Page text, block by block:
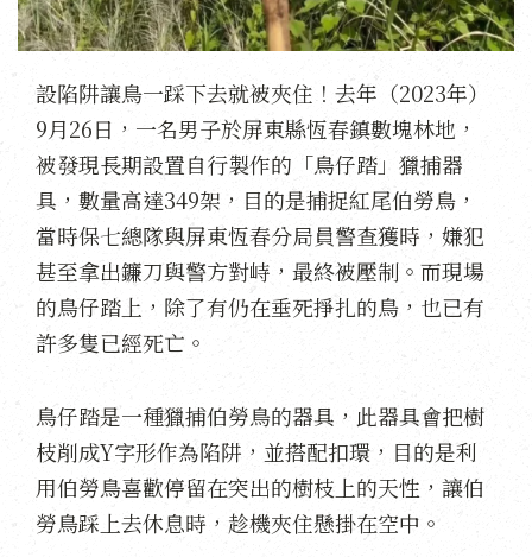
設陷阱讓鳥一踩下去就被夾住！去年（2023年）
9月26日，一名男子於屏東縣恆春鎮數塊林地，
被發現長期設置自行製作的「鳥仔踏」獵捕器
具，數量高達349架，目的是捕捉紅尾伯勞鳥，
當時保七總隊與屏東恆春分局員警查獲時，嫌犯
甚至拿出鐮刀與警方對峙，最終被壓制。而現場
的鳥仔踏上，除了有仍在垂死掙扎的鳥，也已有
許多隻已經死亡。
鳥仔踏是一種獵捕伯勞鳥的器具，此器具會把樹
枝削成Y字形作為陷阱，並搭配扣環，目的是利
用伯勞鳥喜歡停留在突出的樹枝上的天性，讓伯
勞鳥踩上去休息時，趁機夾住懸掛在空中。